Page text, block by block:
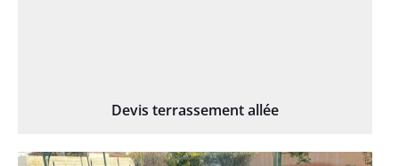
Devis terrassement allée